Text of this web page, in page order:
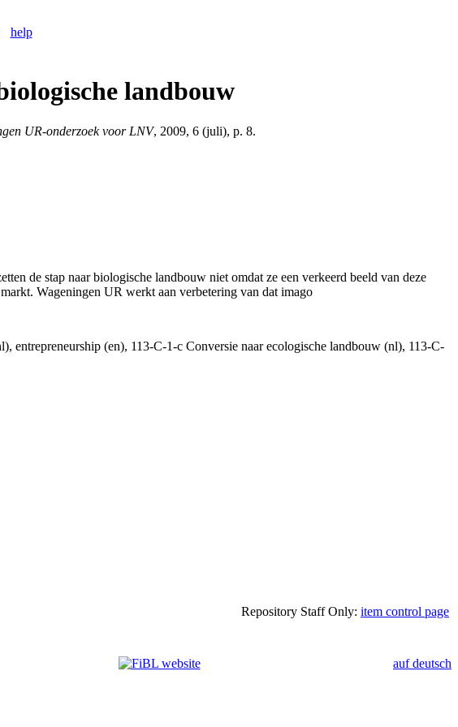
help
landbouw
UR-onderzoek voor LNV, 2009, 6 (juli), p. 8.
de stap naar biologische landbouw niet omdat ze een verkeerd beeld van deze
Wageningen UR werkt aan verbetering van dat imago
entrepreneurship (en), 113-C-1-c Conversie naar ecologische landbouw (nl), 113-C-
Repository Staff Only: item control page
auf deutsch